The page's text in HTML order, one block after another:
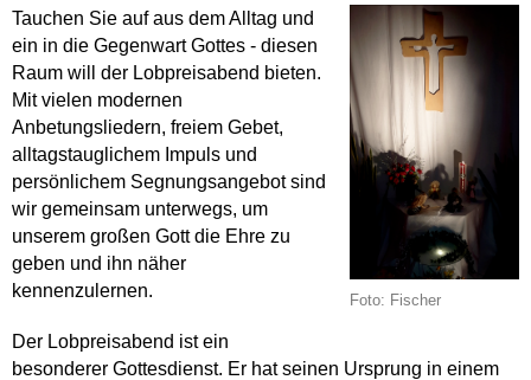
Foto: Fischer
Tauchen Sie auf aus dem Alltag und
ein in die Gegenwart Gottes - diesen
Raum will der Lobpreisabend bieten.
Mit vielen modernen
Anbetungsliedern, freiem Gebet,
alltagstauglichem Impuls und
persönlichem Segnungsangebot sind
wir gemeinsam unterwegs, um
unserem großen Gott die Ehre zu
geben und ihn näher
kennenzulernen.
Der Lobpreisabend ist ein
besonderer Gottesdienst. Er hat seinen Ursprung in einem